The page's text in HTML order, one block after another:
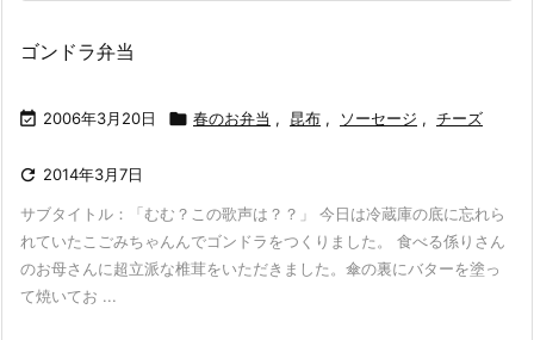
ゴンドラ弁当
 2006年3月20日  春のお弁当 , 昆布 , ソーセージ , チーズ
 2014年3月7日
サブタイトル：「むむ？この歌声は？？」 今日は冷蔵庫の底に忘れら
れていたこごみちゃんんでゴンドラをつくりました。 食べる係りさん
のお母さんに超立派な椎茸をいただきました。傘の裏にバターを塗っ
て焼いてお ...